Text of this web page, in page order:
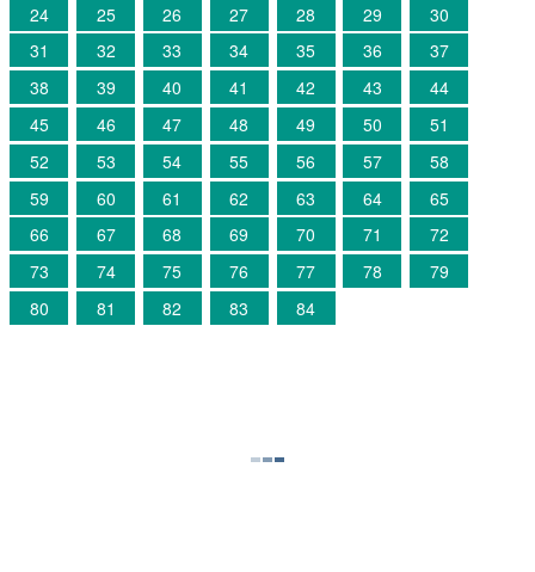
24
25 26 27 28 29
30
31
32 33 34 35 36
37
38
39 40 41 42 43
44
45
46 47 48 49 50
51
52
53 54 55 56 57
58
59
60 61 62 63 64
65
66
67 68 69 70 71
72
73
74 75 76 77 78
79
80
81 82 83 84